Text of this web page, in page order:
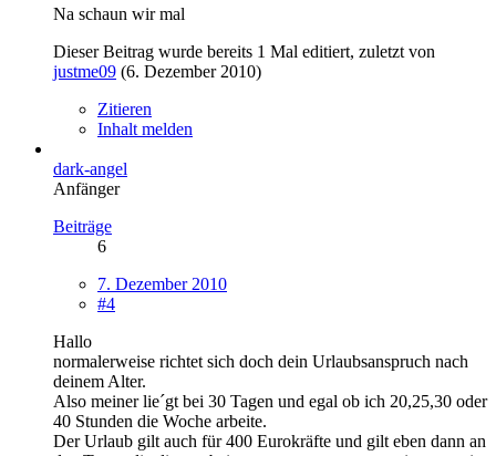
Na schaun wir mal
Dieser Beitrag wurde bereits 1 Mal editiert, zuletzt von
justme09 (6. Dezember 2010)
Zitieren
Inhalt melden
dark-angel
Anfänger
Beiträge
6
7. Dezember 2010
#4
Hallo
normalerweise richtet sich doch dein Urlaubsanspruch nach
deinem Alter.
Also meiner lie´gt bei 30 Tagen und egal ob ich 20,25,30 oder
40 Stunden die Woche arbeite.
Der Urlaub gilt auch für 400 Eurokräfte und gilt eben dann an